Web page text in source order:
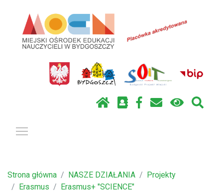
Strona główna NASZE DZIAŁANIA
Projekty
Erasmus
Erasmus+ "SCIENCE"